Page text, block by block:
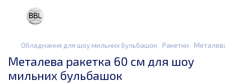
Обладнання для шоу мильних бульбашок Ракетки
Металева ракетка 60 см для шоу
мильних бульбашок